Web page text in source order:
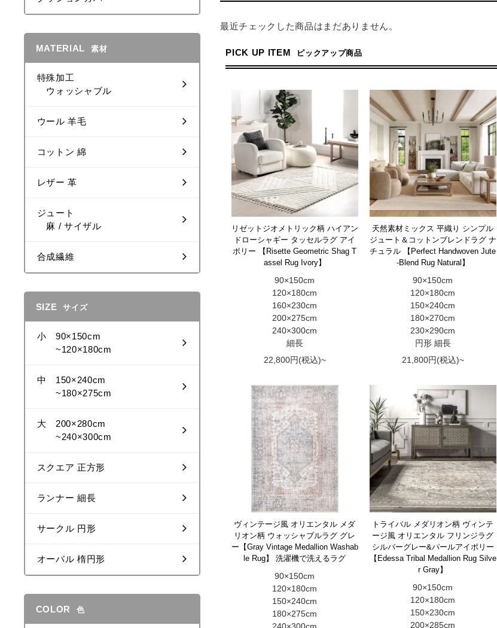
最近チェックした商品はまだありません。
PICK UP ITEM ピックアップ商品
リゼットジオメトリック柄 ハイアン
ドローシャギー タッセルラグ アイ
ボリー 【Risette Geometric Shag T
assel Rug Ivory】
90×150cm
120×180cm
160×230cm
200×275cm
240×300cm
細長
22,800円(税込)~
天然素材ミックス 平織り シンプル
ジュート＆コットンブレンドラグ ナ
チュラル 【Perfect Handwoven Jute
-Blend Rug Natural】
90×150cm
120×180cm
150×240cm
180×270cm
230×290cm
円形 細長
21,800円(税込)~
ヴィンテージ風 オリエンタル メダ
リオン柄 ウォッシャブルラグ グレ
ー【Gray Vintage Medallion Washab
le Rug】 洗濯機で洗えるラグ
90×150cm
120×180cm
150×240cm
180×275cm
トライバル メダリオン柄 ヴィンテ
ージ風 オリエンタル フリンジラグ
シルバーグレー&パールアイボリー
【Edessa Tribal Medallion Rug Silve
r Gray】
90×150cm
120×180cm
150×230cm
200×285cm
MATERIAL 素材
特殊加工
ウォッシャブル
ウール 羊毛
コットン 綿
レザー 革
ジュート
麻 / サイザル
合成繊維
SIZE サイズ
小 90×150cm
~120×180cm
中 150×240cm
~180×275cm
大 200×280cm
~240×300cm
スクエア 正方形
ランナー 細長
サークル 円形
オーバル 楕円形
COLOR 色